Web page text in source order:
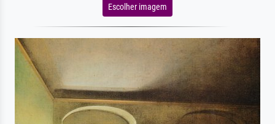
Escolher imagem